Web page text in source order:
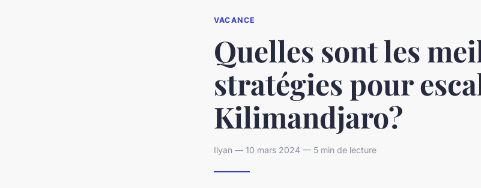
VACANCE
Quelles sont les
stratégies pour
Kilimandjaro?
Ilyan — 10 mars 2024 — 5 min de lecture